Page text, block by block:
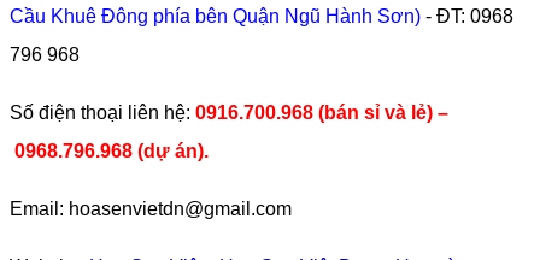
Cầu Khuê Đông phía bên Quận Ngũ Hành Sơn) - ĐT: 0968
796 968
​Số điện thoại liên hệ: 0916.700.968 (bán sỉ và lẻ) –
0968.796.968 (dự án).
Email: hoasenvietdn@gmail.com